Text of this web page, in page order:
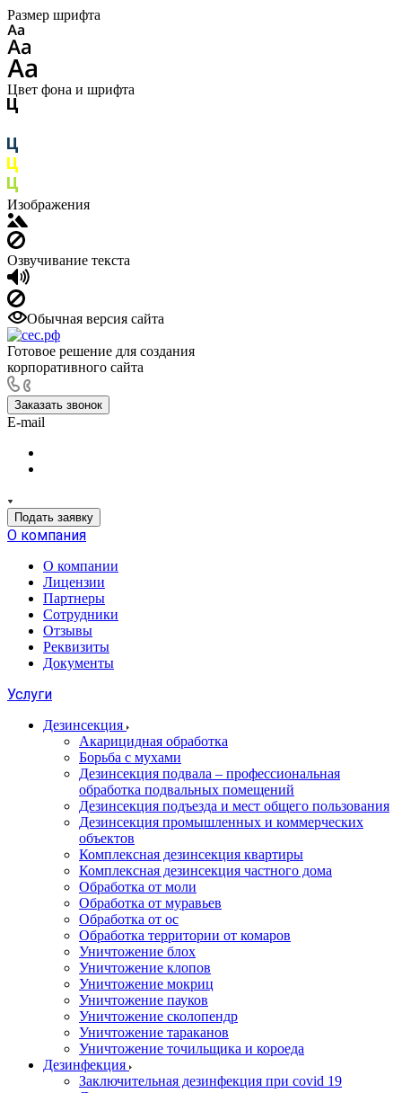
Размер шрифта
Цвет фона и шрифта
Изображения
Озвучивание текста
Обычная версия сайта
Готовое решение для создания
корпоративного сайта
Заказать звонок
E-mail
Подать заявку
О компания
О компании
Лицензии
Партнеры
Сотрудники
Отзывы
Реквизиты
Документы
Услуги
Дезинсекция
Акарицидная обработка
Борьба с мухами
Дезинсекция подвала – профессиональная
обработка подвальных помещений
Дезинсекция подъезда и мест общего пользования
Дезинсекция промышленных и коммерческих
объектов
Комплексная дезинсекция квартиры
Комплексная дезинсекция частного дома
Обработка от моли
Обработка от муравьев
Обработка от ос
Обработка территории от комаров
Уничтожение блох
Уничтожение клопов
Уничтожение мокриц
Уничтожение пауков
Уничтожение сколопендр
Уничтожение тараканов
Уничтожение точильщика и короеда
Дезинфекция
Заключительная дезинфекция при covid 19